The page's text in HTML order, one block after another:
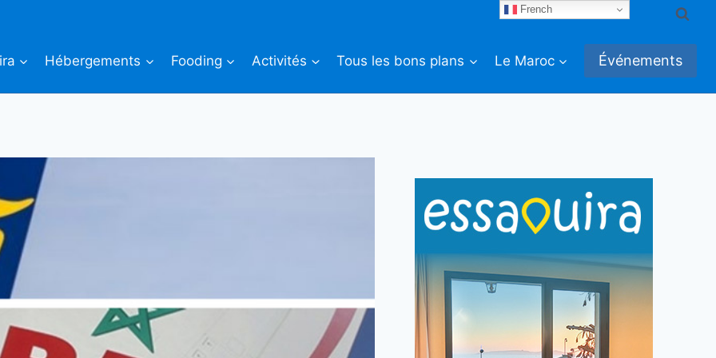
Hébergements Fooding Activités Tous les bons plans Le Maroc Événements
French